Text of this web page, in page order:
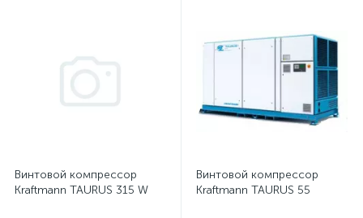
Винтовой компрессор
Kraftmann TAURUS 315 W
Винтовой компрессор
Kraftmann TAURUS 55